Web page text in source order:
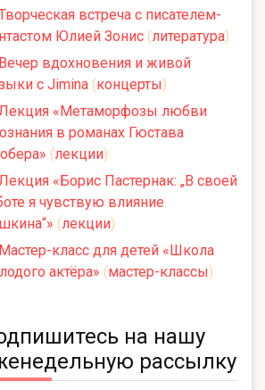
встреча с писателем-
Юлией Зонис (литература)
Вечер вдохновения и живой
с Jimina (концерты)
«Метаморфозы любви
в романах Гюстава
(лекции)
«Борис Пастернак: „В своей
я чувствую влияние
(лекции)
Мастер-класс для детей «Школа
актёра» (мастер-классы)
на нашу
рассылку